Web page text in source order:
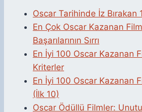
Oscar Tarihinde İz Bırakan
En Çok Oscar Kazanan
Başarılarının Sırrı
En İyi 100 Oscar Kazanan
Kriterler
En İyi 100 Oscar Kazanan
(İlk 10)
Oscar Ödüllü Filmler: